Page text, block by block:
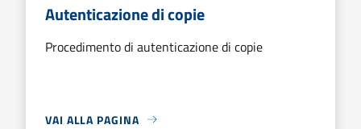
Autenticazione di copie
Procedimento di autenticazione di copie
VAI ALLA PAGINA